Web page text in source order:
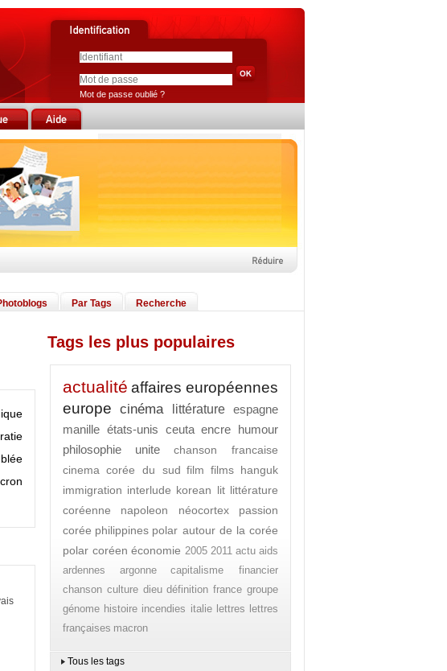
Mot de passe oublié ?
Par Tags Recherche
Tags les plus populaires
actualité affaires européennes
europe cinéma littérature
espagne
manille états-unis ceuta encre humour
philosophie
unite
chanson francaise
cinema corée du sud film films hanguk
immigration interlude korean lit littérature
coréenne
napoleon néocortex
passion
corée philippines polar autour de la corée
polar coréen économie 2005 2011 actu aids
ardennes
argonne
capitalisme financier
chanson culture dieu définition france groupe
génome histoire incendies italie lettres lettres
françaises macron
Tous les tags